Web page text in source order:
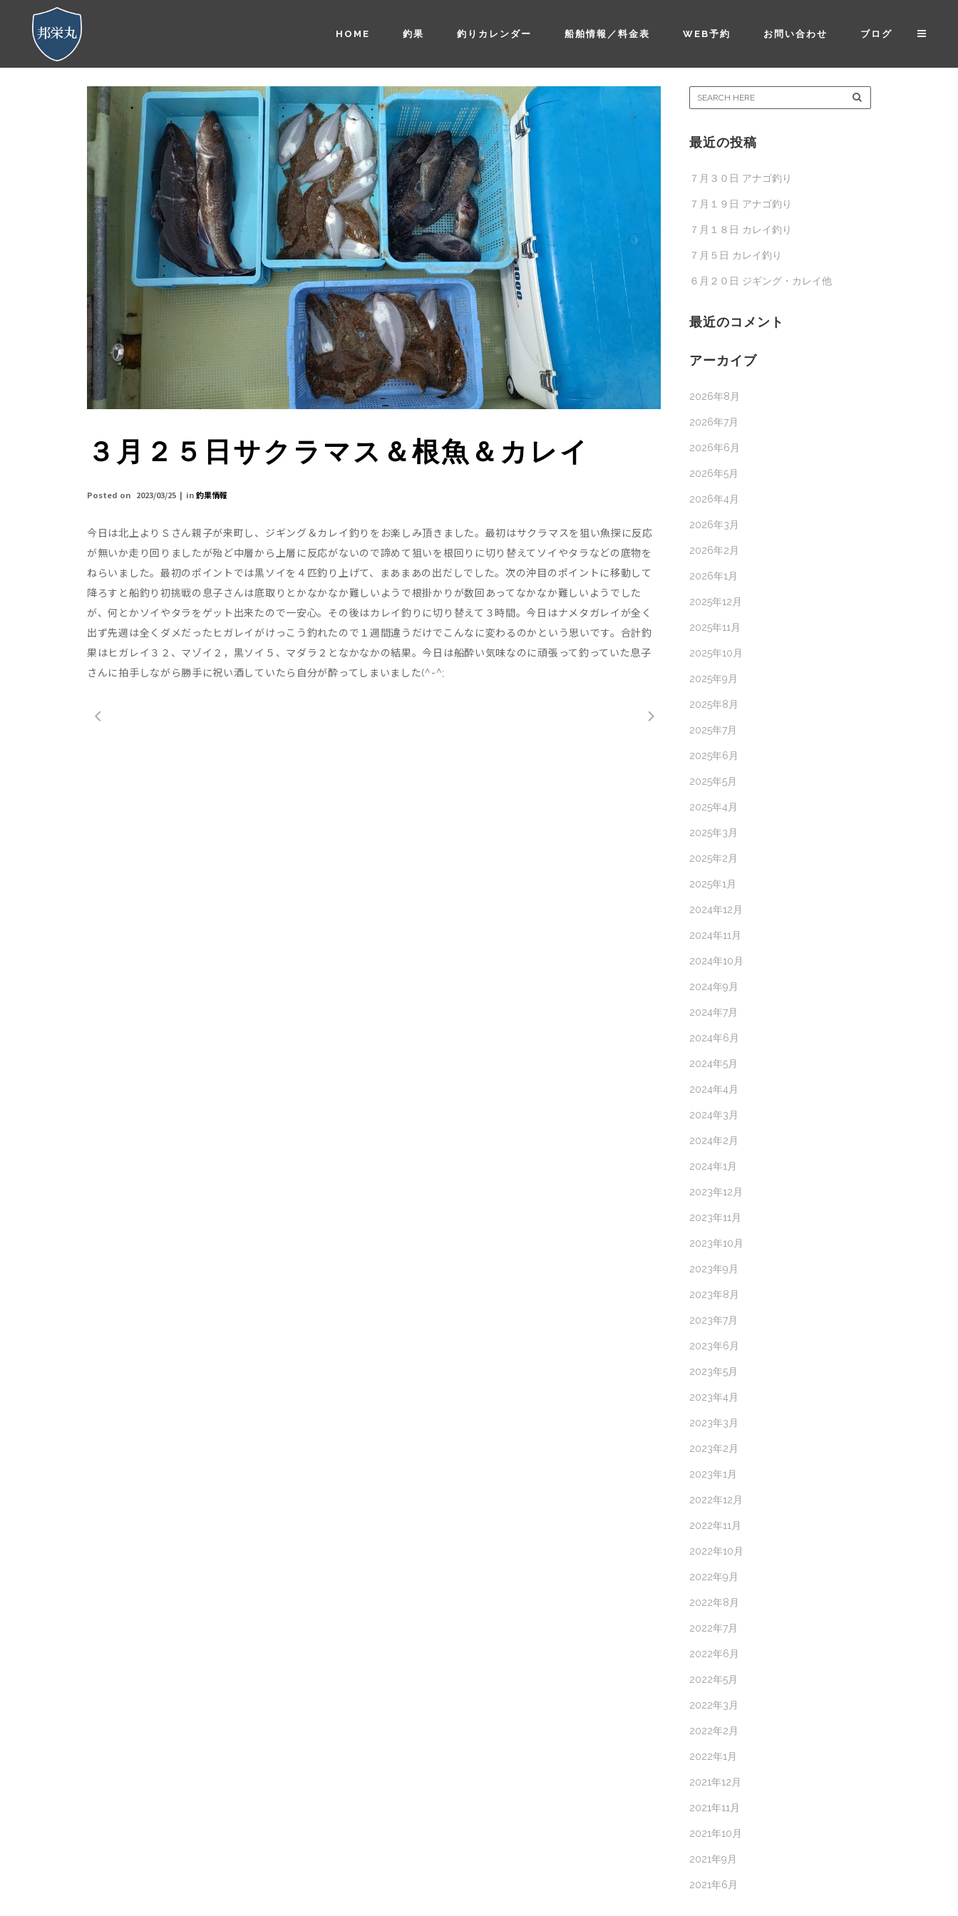
HOME 釣果 釣りカレンダー 船舶情報／料金表 WEB予約 お問い合わせ ブログ
３月２５日サクラマス＆根魚＆カレイ
Posted on 2023/03/25 in釣果情報
今日は北上よりＳさん親子が来町し、ジギング＆カレイ釣りをお楽しみ頂きました。最初はサクラマスを狙い魚探に反応
が無いか走り回りましたが殆ど中層から上層に反応がないので諦めて狙いを根回りに切り替えてソイやタラなどの底物を
ねらいました。最初のポイントでは黒ソイを４匹釣り上げて、まあまあの出だしでした。次の沖目のポイントに移動して
降ろすと船釣り初挑戦の息子さんは底取りとかなかなか難しいようで根掛かりが数回あってなかなか難しいようでした
が、何とかソイやタラをゲット出来たので一安心。その後はカレイ釣りに切り替えて３時間。今日はナメタガレイが全く
出ず先週は全くダメだったヒガレイがけっこう釣れたので１週間違うだけでこんなに変わるのかという思いです。合計釣
果はヒガレイ３２、マゾイ２，黒ソイ５、マダラ２となかなかの結果。今日は船酔い気味なのに頑張って釣っていた息子
さんに拍手しながら勝手に祝い酒していたら自分が酔ってしまいました(^-^;
最近の投稿
７月３０日 アナゴ釣り
７月１９日 アナゴ釣り
７月１８日 カレイ釣り
７月５日 カレイ釣り
６月２０日 ジギング・カレイ他
最近のコメント
アーカイブ
2026年8月
2026年7月
2026年6月
2026年5月
2026年4月
2026年3月
2026年2月
2026年1月
2025年12月
2025年11月
2025年10月
2025年9月
2025年8月
2025年7月
2025年6月
2025年5月
2025年4月
2025年3月
2025年2月
2025年1月
2024年12月
2024年11月
2024年10月
2024年9月
2024年7月
2024年6月
2024年5月
2024年4月
2024年3月
2024年2月
2024年1月
2023年12月
2023年11月
2023年10月
2023年9月
2023年8月
2023年7月
2023年6月
2023年5月
2023年4月
2023年3月
2023年2月
2023年1月
2022年12月
2022年11月
2022年10月
2022年9月
2022年8月
2022年7月
2022年6月
2022年5月
2022年3月
2022年2月
2022年1月
2021年12月
2021年11月
2021年10月
2021年9月
2021年6月